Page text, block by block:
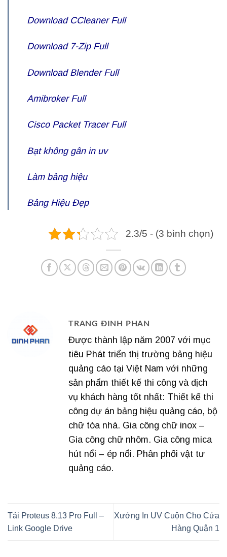
Download CCleaner Full
Download 7-Zip Full
Download Blender Full
Amibroker Full
Cisco Packet Tracer Full
Bạt không gân in uv
Làm bảng hiệu
Bảng Hiệu Đẹp
2.3/5 - (3 bình chọn)
TRANG ĐINH PHAN
Được thành lập năm 2007 với mục
tiêu Phát triển thị trường bảng hiệu
quảng cáo tại Việt Nam với những
sản phẩm thiết kế thi công và dịch
vụ khách hàng tốt nhất: Thiết kế thi
công dự án bảng hiệu quảng cáo, bộ
chữ tòa nhà. Gia công chữ inox –
Gia công chữ nhôm. Gia công mica
hút nổi – ép nổi. Phân phối vật tư
quảng cáo.
Tải Proteus 8.13 Pro Full –
Link Google Drive
Xưởng In UV Cuộn Cho Cửa
Hàng Quận 1